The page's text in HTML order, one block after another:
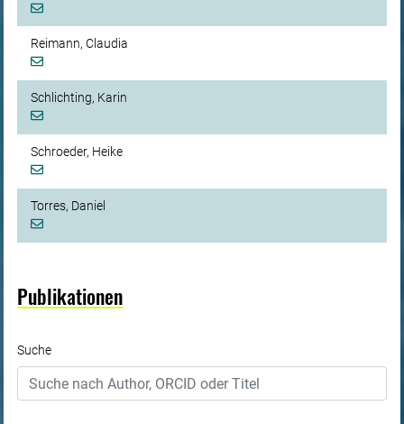
Reimann, Claudia
Schlichting, Karin
Schroeder, Heike
Torres, Daniel
Publikationen
Suche